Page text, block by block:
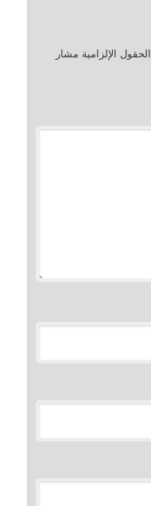
الحقول الإلزامية مشار